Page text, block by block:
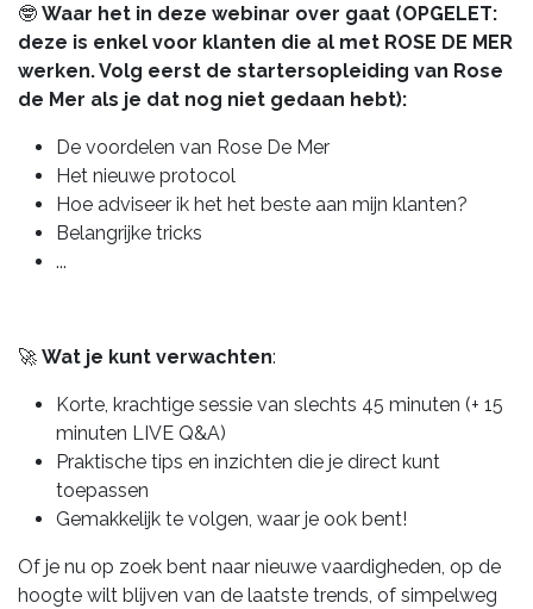
🤓 Waar het in deze webinar over gaat (OPGELET:
deze is enkel voor klanten die al met ROSE DE MER
werken. Volg eerst de startersopleiding van Rose
de Mer als je dat nog niet gedaan hebt):
De voordelen van Rose De Mer
Het nieuwe protocol
Hoe adviseer ik het het beste aan mijn klanten?
Belangrijke tricks
...
🚀 Wat je kunt verwachten:
Korte, krachtige sessie van slechts 45 minuten (+ 15
minuten LIVE Q&A)
Praktische tips en inzichten die je direct kunt
toepassen
Gemakkelijk te volgen, waar je ook bent!
Of je nu op zoek bent naar nieuwe vaardigheden, op de
hoogte wilt blijven van de laatste trends, of simpelweg